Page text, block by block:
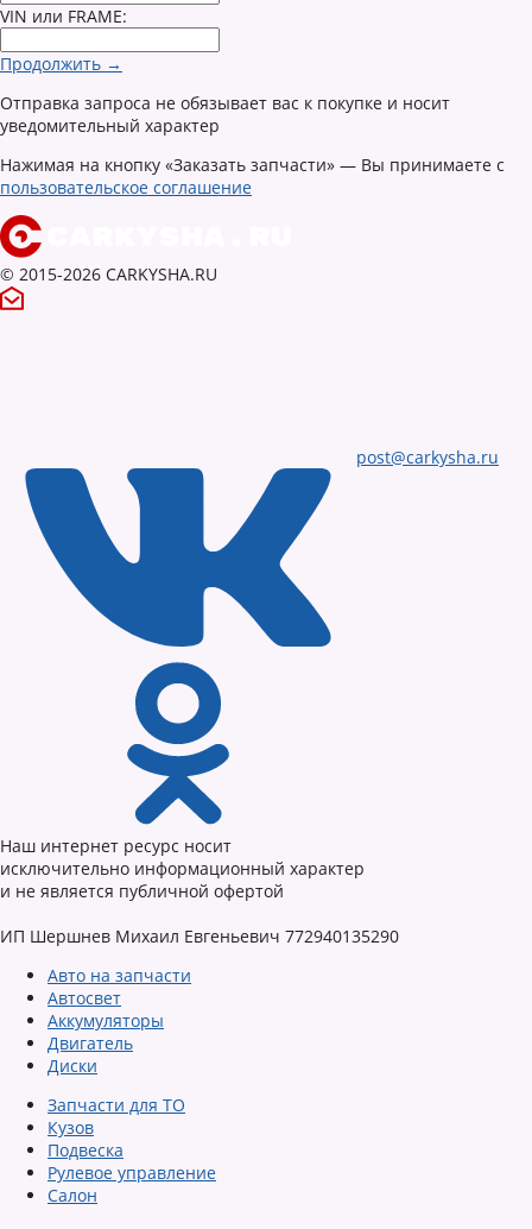
VIN или FRAME:
Продолжить →
Отправка запроса не обязывает вас к покупке и носит
уведомительный характер
Нажимая на кнопку «Заказать запчасти» — Вы принимаете с
пользовательское соглашение
© 2015-2026 CARKYSHA.RU
post@carkysha.ru
Наш интернет ресурс носит
исключительно информационный характер
и не является публичной офертой
ИП Шершнев Михаил Евгеньевич 772940135290
Авто на запчасти
Автосвет
Аккумуляторы
Двигатель
Диски
Запчасти для ТО
Кузов
Подвеска
Рулевое управление
Салон